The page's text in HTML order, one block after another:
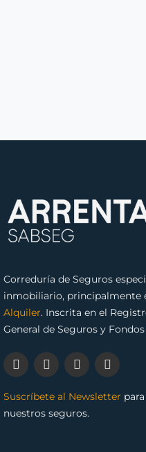
Correduría de Seguros
inmobiliario, principalmente
Alquiler. Inscrita en el
General de Seguros y
Suscríbete al Newsletter
nuestros seguros.